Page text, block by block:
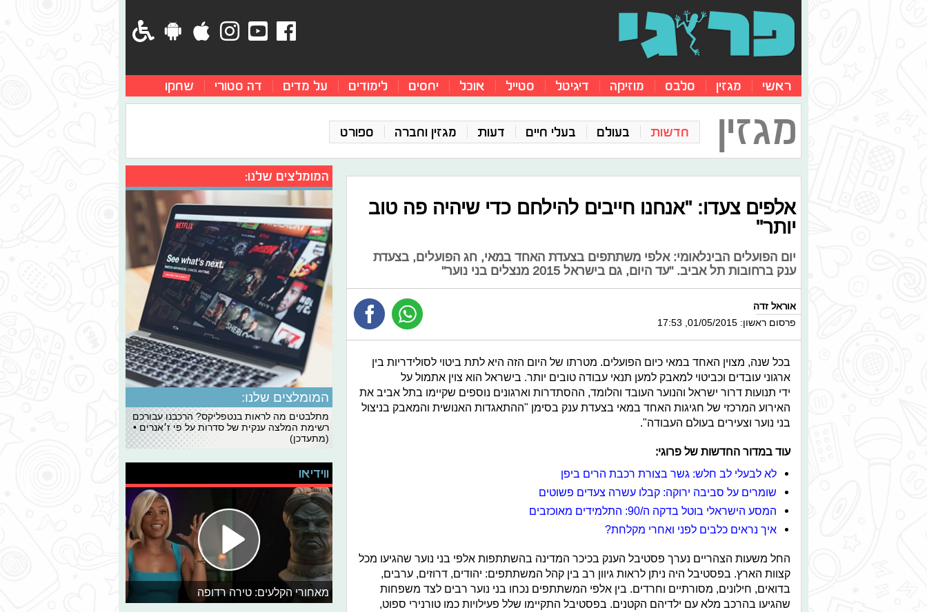
ראשי מגזין סלבס מוזיקה דיגיטל סטייל אוכל יחסים לימודים על מדים דה סטורי שחקו
מגזין חדשות בעולם בעלי חיים דעות מגזין וחברה ספורט
אלפים צעדו: "אנחנו חייבים להילחם כדי שיהיה פה טוב
יותר"
יום הפועלים הבינלאומי: אלפי משתתפים בצעדת האחד במאי, חג הפועלים, בצעדת
ענק ברחובות תל אביב. "עד היום, גם בישראל 2015 מנצלים בני נוער"
אוראל זדה
פרסום ראשון: 01/05/2015, 17:53
בכל שנה, מצוין האחד במאי כיום הפועלים. מטרתו של היום הזה היא לתת ביטוי לסולידריות בין
ארגוני עובדים וכביטוי למאבק למען תנאי עבודה טובים יותר. בישראל הוא צוין אתמול על
ידי תנועות דרור ישראל והנוער העובד והלומד, ההסתדרות וארגונים נוספים שקיימו בתל אביב את
האירוע המרכזי של חגיגות האחד במאי בצעדת ענק בסימן "ההתאגדות האנושית והמאבק בניצול
בני נוער וצעירים בעולם העבודה".
עוד במדור החדשות של פרוגי:
לא לבעלי לב חלש: גשר בצורת רכבת הרים ביפן
שומרים על סביבה ירוקה: קבלו עשרה צעדים פשוטים
המסע הישראלי בוטל בדקה ה/90: התלמידים מאוכזבים
איך נראים כלבים לפני ואחרי מקלחת?
החל משעות הצהריים נערך פסטיבל הענק בכיכר המדינה בהשתתפות אלפי בני נוער שהגיעו מכל
קצוות הארץ. בפסטיבל היה ניתן לראות גיוון רב בין קהל המשתתפים: יהודים, דרוזים, ערבים,
בדואים, חילונים, מסורתיים וחרדים. בין אלפי המשתתפים נכחו בני נוער רבים לצד משפחות
שהגיעו בהרכב מלא עם ילדיהם הקטנים. בפסטיבל התקיימו שלל פעילויות כמו טורנירי ספוט,
המומלצים שלנו:
המומלצים שלנו:
מתלבטים מה לראות בנטפליקס? הרכבנו עבורכם
רשימת המלצה ענקית של סדרות על פי ז׳אנרים •
(מתעדכן)
ווידיאו
מאחורי הקלעים: טירה רדופה